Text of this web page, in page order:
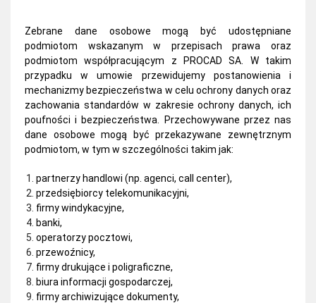
Zebrane dane osobowe mogą być udostępniane
podmiotom wskazanym w przepisach prawa oraz
podmiotom współpracującym z PROCAD SA. W takim
przypadku w umowie przewidujemy postanowienia i
mechanizmy bezpieczeństwa w celu ochrony danych oraz
zachowania standardów w zakresie ochrony danych, ich
poufności i bezpieczeństwa.
Przechowywane przez nas
dane osobowe mogą być przekazywane zewnętrznym
podmiotom, w tym w szczególności takim jak:
partnerzy handlowi (np. agenci, call center),
przedsiębiorcy telekomunikacyjni,
firmy windykacyjne,
banki,
operatorzy pocztowi,
przewoźnicy,
firmy drukujące i poligraficzne,
biura informacji gospodarczej,
firmy archiwizujące dokumenty,